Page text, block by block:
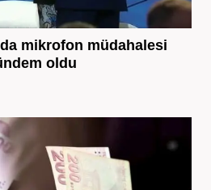
mikrofon müdahalesi
oldu